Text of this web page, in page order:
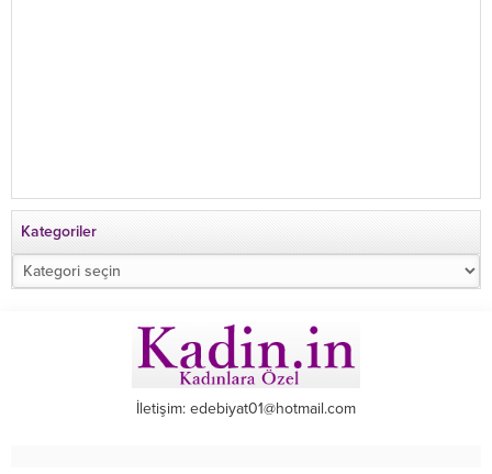
Kategoriler
Kategoriler
İletişim: edebiyat01@hotmail.com